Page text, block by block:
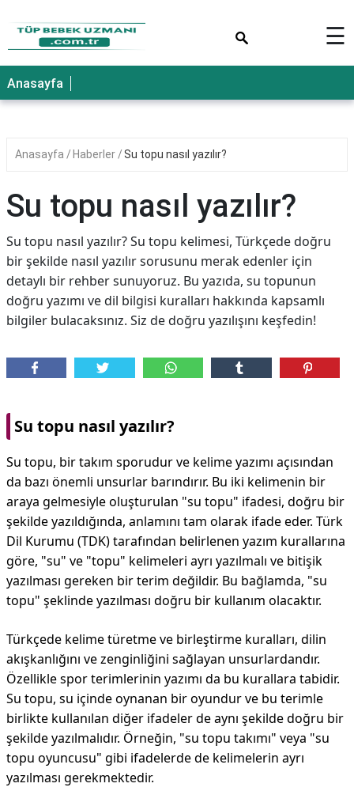
☰
Anasayfa
Anasayfa Haberler Su topu nasıl yazılır?
Su topu nasıl yazılır?
Su topu nasıl yazılır? Su topu kelimesi, Türkçede doğru
bir şekilde nasıl yazılır sorusunu merak edenler için
detaylı bir rehber sunuyoruz. Bu yazıda, su topunun
doğru yazımı ve dil bilgisi kuralları hakkında kapsamlı
bilgiler bulacaksınız. Siz de doğru yazılışını keşfedin!
Su topu nasıl yazılır?
Su topu, bir takım sporudur ve kelime yazımı açısından
da bazı önemli unsurlar barındırır. Bu iki kelimenin bir
araya gelmesiyle oluşturulan "su topu" ifadesi, doğru bir
şekilde yazıldığında, anlamını tam olarak ifade eder. Türk
Dil Kurumu (TDK) tarafından belirlenen yazım kurallarına
göre, "su" ve "topu" kelimeleri ayrı yazılmalı ve bitişik
yazılması gereken bir terim değildir. Bu bağlamda, "su
topu" şeklinde yazılması doğru bir kullanım olacaktır.
Türkçede kelime türetme ve birleştirme kuralları, dilin
akışkanlığını ve zenginliğini sağlayan unsurlardandır.
Özellikle spor terimlerinin yazımı da bu kurallara tabidir.
Su topu, su içinde oynanan bir oyundur ve bu terimle
birlikte kullanılan diğer ifadeler de aynı şekilde doğru bir
şekilde yazılmalıdır. Örneğin, "su topu takımı" veya "su
topu oyuncusu" gibi ifadelerde de kelimelerin ayrı
yazılması gerekmektedir.